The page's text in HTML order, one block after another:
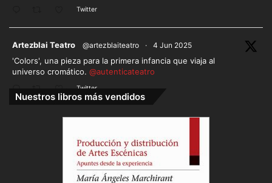
Twitter
Artezblai Teatro @artezblaiteatro · 4 Jun 2025
'Colors', una pieza para la primera infancia que viaja al
universo cromático. @autenticateatro
Twitter
Cargar más
Nuestros libros más vendidos